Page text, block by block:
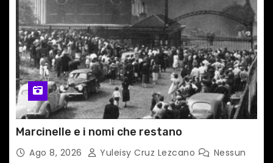
Marcinelle e i nomi che restano
Ago 8, 2026 Yuleisy Cruz Lezcano
Nessun